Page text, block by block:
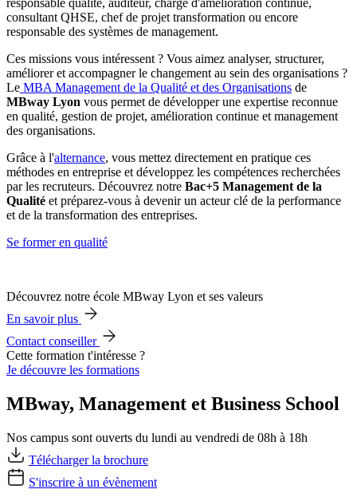
responsable qualité, auditeur, chargé d'amélioration continue,
consultant QHSE, chef de projet transformation ou encore
responsable des systèmes de management.
Ces missions vous intéressent ? Vous aimez analyser, structurer,
améliorer et accompagner le changement au sein des organisations ?
Le MBA Management de la Qualité et des Organisations de
MBway Lyon vous permet de développer une expertise reconnue
en qualité, gestion de projet, amélioration continue et management
des organisations.
Grâce à l'alternance, vous mettez directement en pratique ces
méthodes en entreprise et développez les compétences recherchées
par les recruteurs. Découvrez notre Bac+5 Management de la
Qualité et préparez-vous à devenir un acteur clé de la performance
et de la transformation des entreprises.
Se former en qualité
Découvrez notre école MBway Lyon et ses valeurs
En savoir plus
Contact conseiller
Cette formation t'intéresse ?
Je découvre les formations
MBway, Management et Business School
Nos campus sont ouverts du lundi au vendredi de 08h à 18h
Télécharger la brochure
S'inscrire à un évènement